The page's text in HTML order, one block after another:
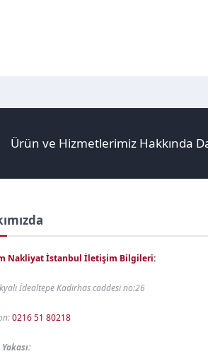
Ürün ve Hizmetlerimiz Hakkında
Nakliyat İstanbul İletişim Bilgileri:
İdealtepe Kadirhas caddesi no:26
0216 51 80218